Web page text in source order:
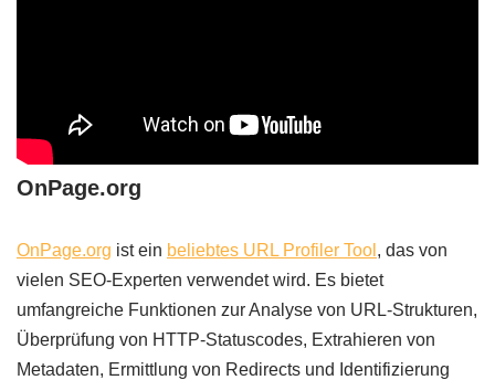
OnPage.org
OnPage.org ist ein beliebtes URL Profiler Tool , das von
vielen SEO-Experten verwendet wird. Es bietet
umfangreiche Funktionen zur Analyse von URL-Strukturen,
Überprüfung von HTTP-Statuscodes, Extrahieren von
Metadaten, Ermittlung von Redirects und Identifizierung